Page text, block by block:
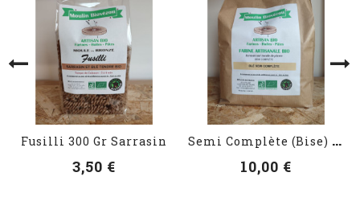
VOIR LES DÉTAILS
Fusilli 300 Gr Sarrasin
3,50 €
VOIR LES DÉTAILS
S
Emi Complète (Bise) De Blé...
10,00 €